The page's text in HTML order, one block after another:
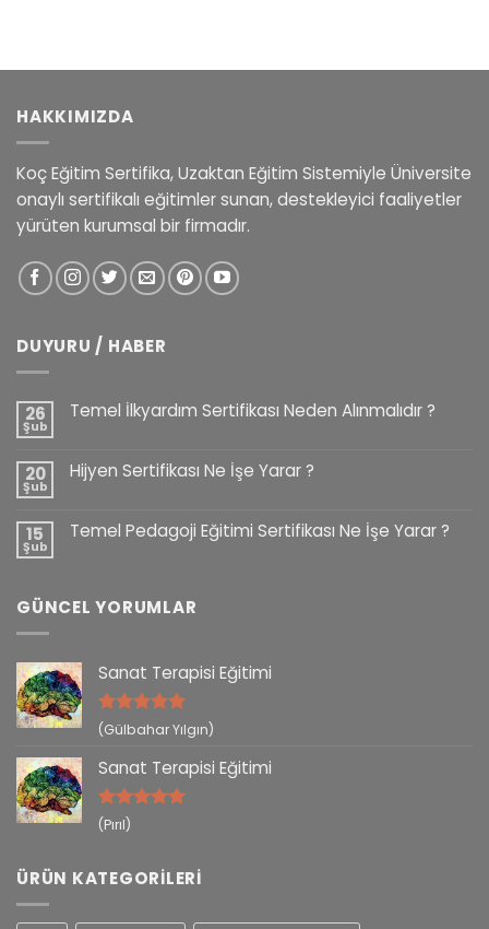
HAKKIMIZDA
Koç Eğitim Sertifika, Uzaktan Eğitim Sistemiyle Üniversite
onaylı sertifikalı eğitimler sunan, destekleyici faaliyetler
yürüten kurumsal bir firmadır.
DUYURU / HABER
26
Şub
Temel İlkyardım Sertifikası Neden Alınmalıdır ?
20
Şub
Hijyen Sertifikası Ne İşe Yarar ?
15
Şub
Temel Pedagoji Eğitimi Sertifikası Ne İşe Yarar ?
GÜNCEL YORUMLAR
Sanat Terapisi Eğitimi
5 üzerinden
(Gülbahar Yılgın)
Sanat Terapisi Eğitimi
5 üzerinden
(Pırıl)
ÜRÜN KATEGORILERI